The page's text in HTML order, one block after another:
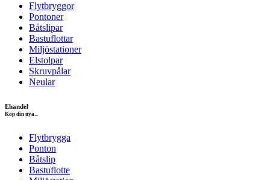
Flytbryggor
Pontoner
Båtslipar
Bastuflottar
Miljöstationer
Elstolpar
Skruvpålar
Neular
Ehandel
Köp din nya...
Flytbrygga
Ponton
Båtslip
Bastuflotte